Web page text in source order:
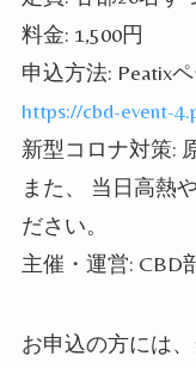
料金: 1,500円
申込方法: Peatix
https://cbd-event-
新型コロナ対策:
また、 当日高熱
ださい。
主催・運営: CBD
お申込の方には